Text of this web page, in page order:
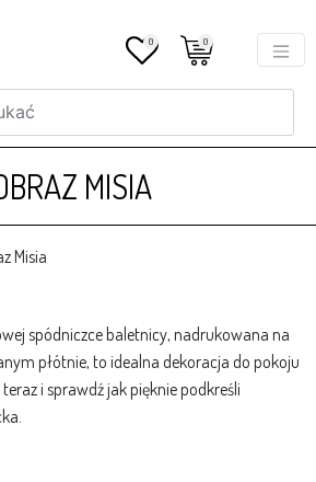
0 0
MISIA
Misia
spódniczce baletnicy, nadrukowana na
płótnie, to idealna dekoracja do pokoju
i sprawdź jak pięknie podkreśli